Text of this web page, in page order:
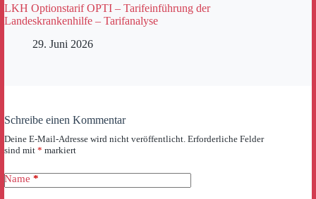
LKH Optionstarif OPTI – Tarifeinführung der
Landeskrankenhilfe – Tarifanalyse
29. Juni 2026
Schreibe einen Kommentar
Deine E-Mail-Adresse wird nicht veröffentlicht. Erforderliche Felder
sind mit * markiert
Name *